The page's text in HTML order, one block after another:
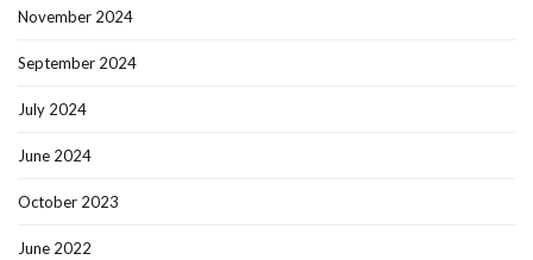
November 2024
September 2024
July 2024
June 2024
October 2023
June 2022